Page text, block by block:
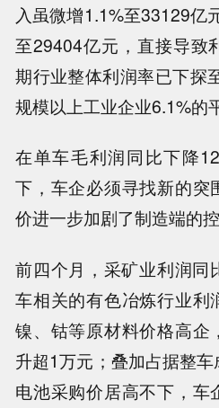
入虽微增1.1%至33129亿
至29404亿元，直接导致
期行业整体利润率已下探
规模以上工业企业6.1%的
在单车毛利润同比下降
下，车企必须寻找新的突
价进一步加剧了制造端的控
前四个月，采矿业利润同
车相关的有色冶炼行业利
镍、钴等原材料价格高企
升超1万元；叠加占据整
电池采购价居高不下，车